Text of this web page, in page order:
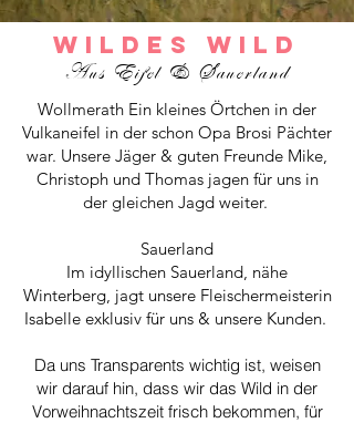
Wildes Wild
Aus Eifel & Sauerland
Wollmerath Ein kleines Örtchen in der
Vulkaneifel in der schon Opa Brosi Pächter
war. Unsere Jäger & guten Freunde Mike,
Christoph und Thomas jagen für uns in
der gleichen Jagd weiter.
Sauerland
Im idyllischen Sauerland, nähe
Winterberg, jagt unsere Fleischermeisterin
Isabelle exklusiv für uns & unsere Kunden. ​
Da uns Transparents wichtig ist, weisen
wir darauf hin, dass wir das Wild in der
Vorweihnachtszeit frisch bekommen, für